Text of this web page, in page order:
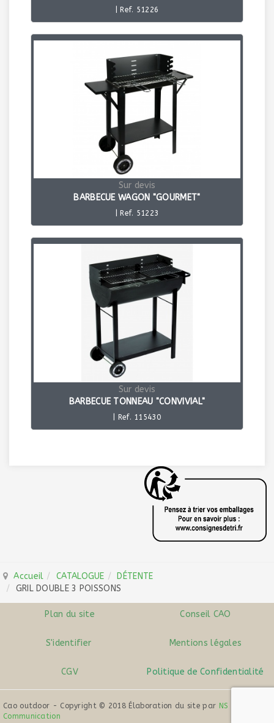
| Ref. 51226
Sur devis
BARBECUE WAGON "GOURMET"
| Ref. 51223
Sur devis
BARBECUE TONNEAU "CONVIVIAL"
| Ref. 115430
Accueil CATALOGUE
DÉTENTE
GRIL DOUBLE 3 POISSONS
Plan du site Conseil CAO
S'identifier Mentions légales
CGV Politique de Confidentialité
Cao outdoor - Copyright © 2018 Élaboration du site par NS
Communication